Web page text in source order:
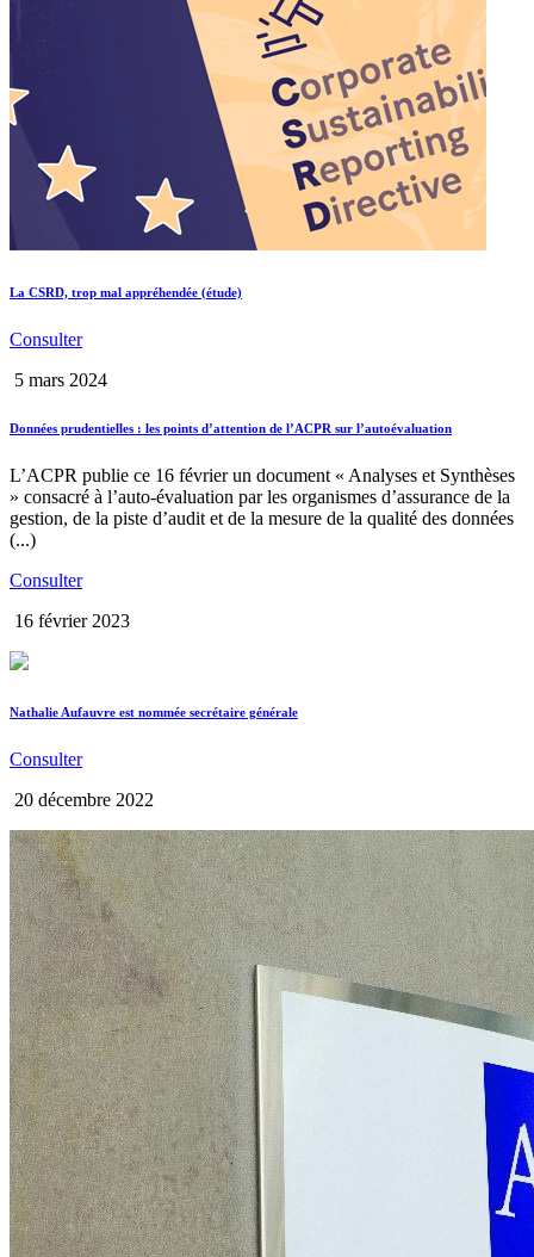
La CSRD, trop mal appréhendée (étude)
Consulter
5 mars 2024
Données prudentielles : les points d’attention de l’ACPR sur l’autoévaluation
L’ACPR publie ce 16 février un document « Analyses et Synthèses
» consacré à l’auto-évaluation par les organismes d’assurance de la
gestion, de la piste d’audit et de la mesure de la qualité des données
(...)
Consulter
16 février 2023
Nathalie Aufauvre est nommée secrétaire générale
Consulter
20 décembre 2022